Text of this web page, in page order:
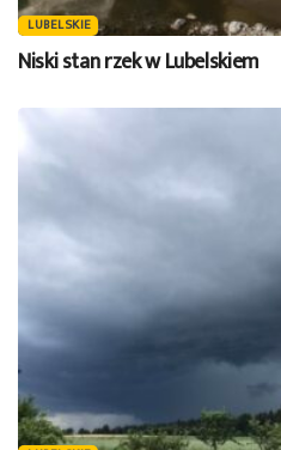
LUBELSKIE
Niski stan rzek w Lubelskiem